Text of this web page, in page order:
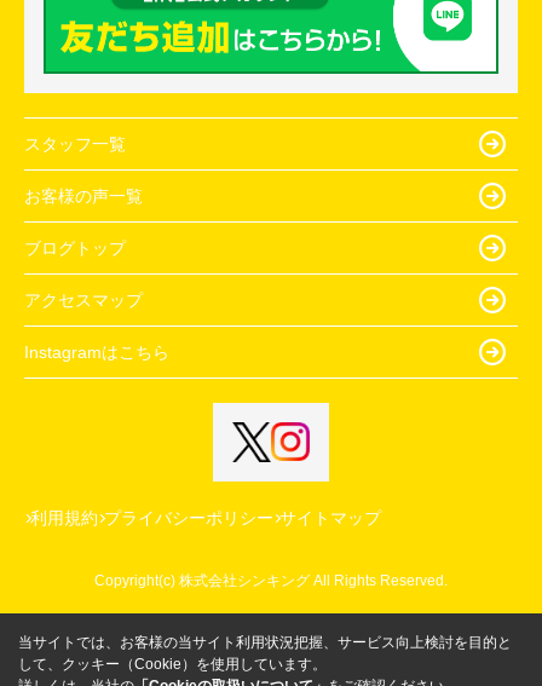
スタッフ一覧
お客様の声一覧
ブログトップ
アクセスマップ
Instagramはこちら
利用規約 プライバシーポリシー サイトマップ
Copyright(c) 株式会社シンキング All Rights Reserved.
当サイトでは、お客様の当サイト利用状況把握、サービス向上検討を目的と
して、クッキー（Cookie）を使用しています。